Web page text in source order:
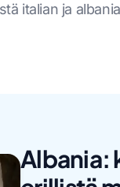
italian ja
Albania: